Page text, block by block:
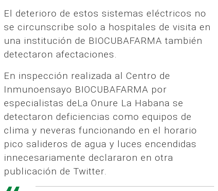
El deterioro de estos sistemas eléctricos no
se circunscribe solo a hospitales de visita en
una institución de BIOCUBAFARMA también
detectaron afectaciones.
En inspección realizada al Centro de
Inmunoensayo BIOCUBAFARMA por
especialistas deLa Onure La Habana se
detectaron deficiencias como equipos de
clima y neveras funcionando en el horario
pico salideros de agua y luces encendidas
innecesariamente declararon en otra
publicación de Twitter.